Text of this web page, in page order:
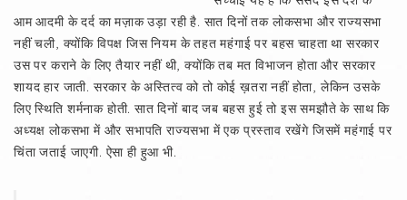
आम आदमी के दर्द का मज़ाक उड़ा रही है. सात दिनों तक लोकसभा और राज्यसभा
नहीं चली, क्योंकि विपक्ष जिस नियम के तहत महंगाई पर बहस चाहता था सरकार
उस पर कराने के लिए तैयार नहीं थी, क्योंकि तब मत विभाजन होता और सरकार
शायद हार जाती. सरकार के अस्तित्व को तो कोई ख़तरा नहीं होता, लेकिन उसके
लिए स्थिति शर्मनाक होती. सात दिनों बाद जब बहस हुई तो इस समझौते के साथ कि
अध्यक्ष लोकसभा में और सभापति राज्यसभा में एक प्रस्ताव रखेंगे जिसमें महंगाई पर
चिंता जताई जाएगी. ऐसा ही हुआ भी.